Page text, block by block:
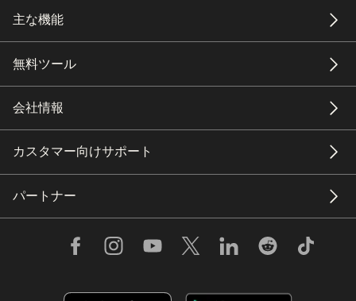
主な機能
無料ツール
会社情報
カスタマー向けサポート
パートナー